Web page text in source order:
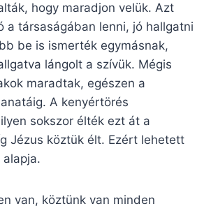
hogy maradjon velük. Azt
a társaságában lenni, jó hallgatni
be is ismerték egymásnak,
lángolt a szívük. Mégis
maradtak, egészen a
A kenyértörés
sokszor élték ezt át a
Jézus köztük élt. Ezért lehetett
van, köztünk van minden